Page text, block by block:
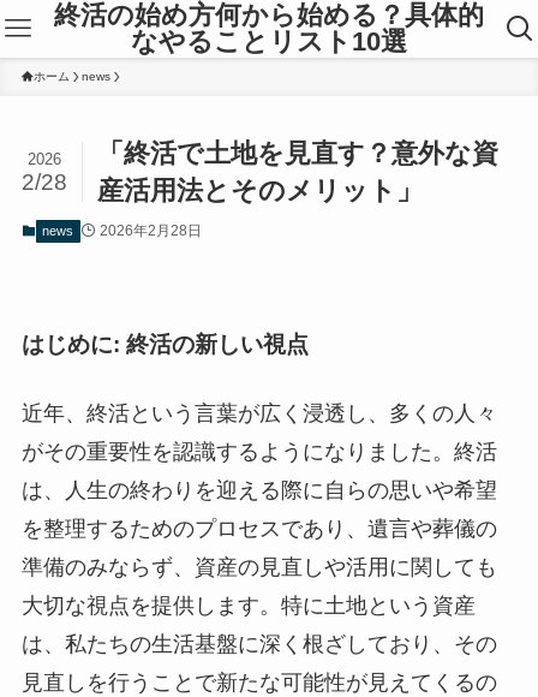
終活の始め方何から始める？具体的
なやることリスト10選
ホーム news
「終活で土地を見直す？意外な資
産活用法とそのメリット」
2026
2/28
news 2026年2月28日
はじめに: 終活の新しい視点
近年、終活という言葉が広く浸透し、多くの人々
がその重要性を認識するようになりました。終活
は、人生の終わりを迎える際に自らの思いや希望
を整理するためのプロセスであり、遺言や葬儀の
準備のみならず、資産の見直しや活用に関しても
大切な視点を提供します。特に土地という資産
は、私たちの生活基盤に深く根ざしており、その
見直しを行うことで新たな可能性が見えてくるの